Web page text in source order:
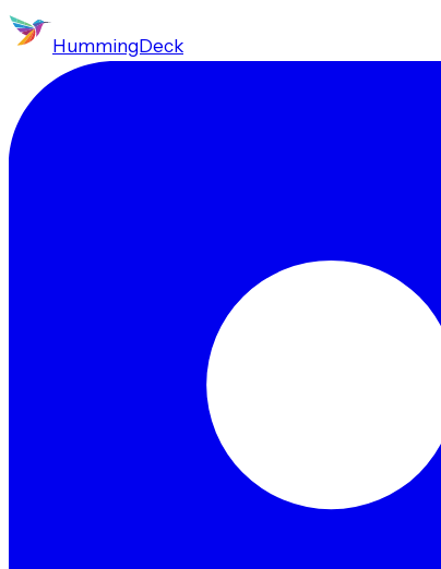
HummingDeck